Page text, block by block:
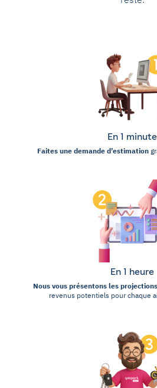
En 1 minute
Faites une demande d’estimation
En 1 heure
Nous vous présentons les
revenus potentiels pour chaque